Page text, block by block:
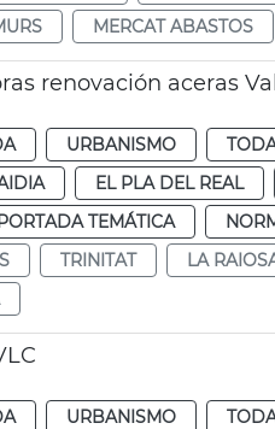
MERCAT ABASTOS
renovación aceras
URBANISMO
EL PLA DEL REAL
TEMÁTICA
TRINITAT LA
URBANISMO